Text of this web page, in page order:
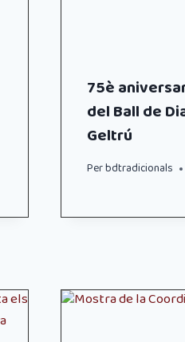
75è
del Ball de
Geltrú
Perbdtradicionals